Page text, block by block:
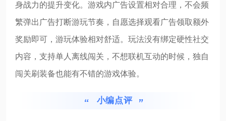
身战力的提升变化。游戏内广告设置相对合理，不会频
繁弹出广告打断游玩节奏，自愿选择观看广告领取额外
奖励即可，游玩体验相对舒适。玩法没有绑定硬性社交
内容，支持单人离线闯关，不想联机互动的时候，独自
闯关刷装备也能有不错的游戏体验。
小编点评